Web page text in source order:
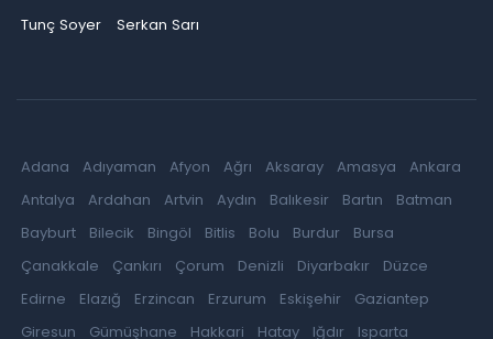
Tunç Soyer
Serkan Sarı
Adana Adıyaman Afyon Ağrı Aksaray Amasya
Ankara
Antalya
Ardahan Artvin Aydın Balıkesir Bartın
Batman
Bayburt
Bilecik Bingöl Bitlis Bolu Burdur
Bursa
Çanakkale
Çankırı Çorum Denizli Diyarbakır
Düzce
Edirne
Elazığ Erzincan Erzurum Eskişehir
Gaziantep
Giresun
Gümüşhane Hakkari Hatay Iğdır
Isparta